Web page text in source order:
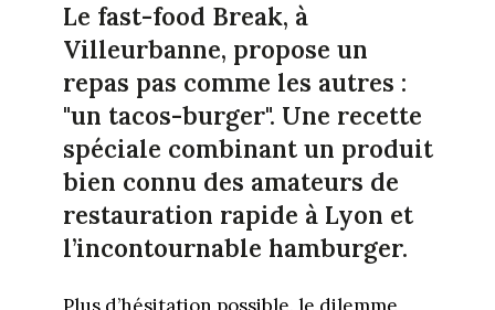
Le fast-food Break, à
Villeurbanne, propose un
repas pas comme les autres :
"un tacos-burger". Une recette
spéciale combinant un produit
bien connu des amateurs de
restauration rapide à Lyon et
l’incontournable hamburger.